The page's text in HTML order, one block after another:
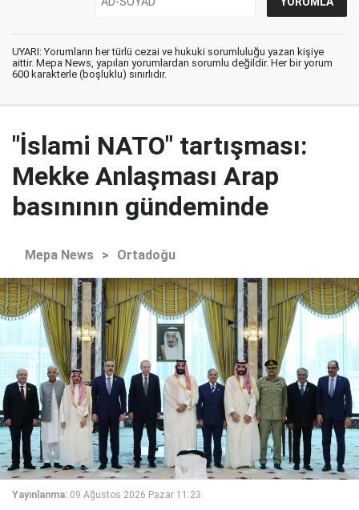
UYARI: Yorumların her türlü cezai ve hukuki sorumluluğu yazan kişiye
aittir. Mepa News, yapılan yorumlardan sorumlu değildir. Her bir yorum
600 karakterle (boşluklu) sınırlıdır.
"İslami NATO" tartışması:
Mekke Anlaşması Arap
basınının gündeminde
Mepa News > Ortadoğu
Yayınlanma: 09 Ağustos 2026 Pazar 11:23